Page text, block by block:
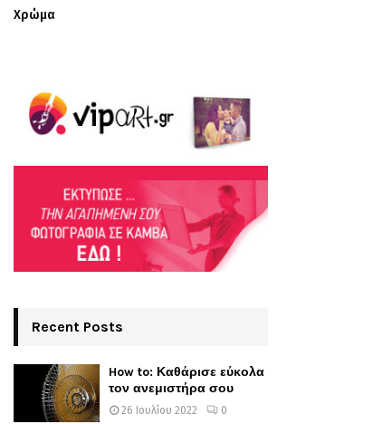
Χρώμα
Recent Posts
How to: Καθάρισε εύκολα
τον ανεμιστήρα σου
26 Ιουλίου 2022 0